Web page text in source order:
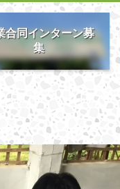
合同インターン募
集